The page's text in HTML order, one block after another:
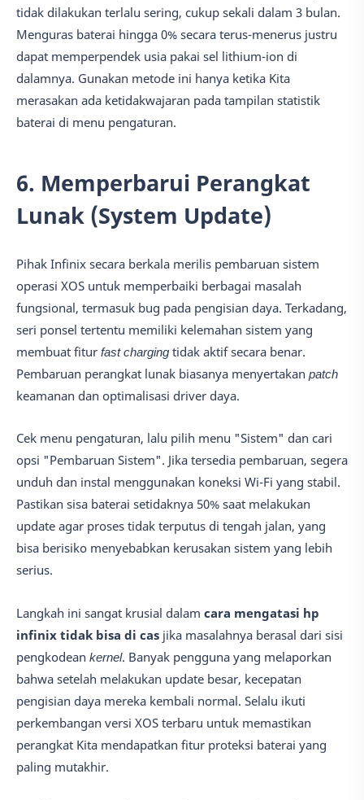
tidak dilakukan terlalu sering, cukup sekali dalam 3 bulan.
Menguras baterai hingga 0% secara terus-menerus justru
dapat memperpendek usia pakai sel lithium-ion di
dalamnya. Gunakan metode ini hanya ketika Kita
merasakan ada ketidakwajaran pada tampilan statistik
baterai di menu pengaturan.
6. Memperbarui Perangkat
Lunak (System Update)
Pihak Infinix secara berkala merilis pembaruan sistem
operasi XOS untuk memperbaiki berbagai masalah
fungsional, termasuk bug pada pengisian daya. Terkadang,
seri ponsel tertentu memiliki kelemahan sistem yang
membuat fitur fast charging tidak aktif secara benar.
Pembaruan perangkat lunak biasanya menyertakan patch
keamanan dan optimalisasi driver daya.
Cek menu pengaturan, lalu pilih menu "Sistem" dan cari
opsi "Pembaruan Sistem". Jika tersedia pembaruan, segera
unduh dan instal menggunakan koneksi Wi-Fi yang stabil.
Pastikan sisa baterai setidaknya 50% saat melakukan
update agar proses tidak terputus di tengah jalan, yang
bisa berisiko menyebabkan kerusakan sistem yang lebih
serius.
Langkah ini sangat krusial dalam cara mengatasi hp
infinix tidak bisa di cas jika masalahnya berasal dari sisi
pengkodean kernel. Banyak pengguna yang melaporkan
bahwa setelah melakukan update besar, kecepatan
pengisian daya mereka kembali normal. Selalu ikuti
perkembangan versi XOS terbaru untuk memastikan
perangkat Kita mendapatkan fitur proteksi baterai yang
paling mutakhir.